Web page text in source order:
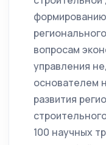
формированию
вопросам
управления
основателем
развития
100 научных